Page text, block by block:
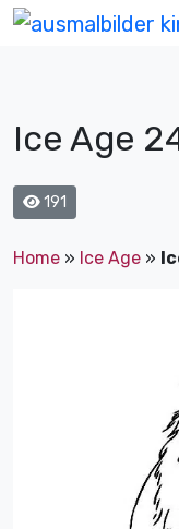
Ice Age
191
Home » Ice Age »